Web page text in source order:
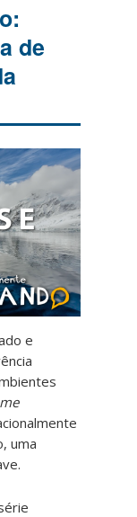
de
e
uma